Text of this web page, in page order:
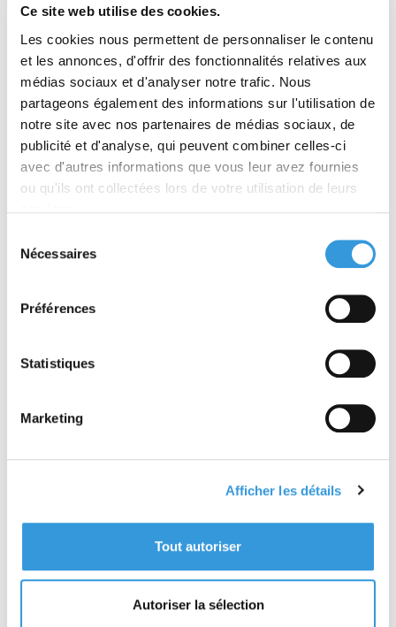
Ce site web utilise des cookies.
Les cookies nous permettent de personnaliser le contenu
et les annonces, d'offrir des fonctionnalités relatives aux
médias sociaux et d'analyser notre trafic. Nous
partageons également des informations sur l'utilisation de
notre site avec nos partenaires de médias sociaux, de
publicité et d'analyse, qui peuvent combiner celles-ci
avec d'autres informations que vous leur avez fournies
ou qu'ils ont collectées lors de votre utilisation de leurs
Nécessaires
Préférences
Statistiques
Marketing
Afficher les détails
Tout autoriser
Autoriser la sélection
L'Expert 136
À partir de 51,00 €
TTC
Découvrir
À partir de 24,70 €
Découvrir
Face au Risque n° 607